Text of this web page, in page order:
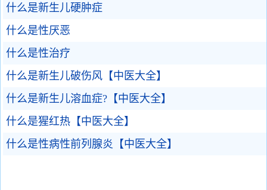
什么是新生儿硬肿症
什么是性厌恶
什么是性治疗
什么是新生儿破伤风【中医大全】
什么是新生儿溶血症?【中医大全】
什么是猩红热【中医大全】
什么是性病性前列腺炎【中医大全】